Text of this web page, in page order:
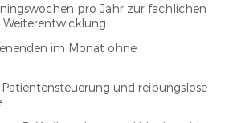
pro Jahr zur fachlichen
im Monat ohne
und reibungslose